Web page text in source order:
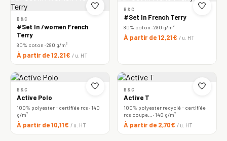
🤍
B&C
#Set In /women French
Terry
80% coton · 280 g/m²
À partir de 12,21€ / u. HT
🤍
B&C
#Set In French Terry
80% coton · 280 g/m²
À partir de 12,21€ / u. HT
🤍
B&C
Active Polo
100% polyester - certifiée rcs · 140
g/m²
À partir de 10,11€ / u. HT
🤍
B&C
Active T
100% polyester recyclé - certifiée
rcs coupe… · 140 g/m²
À partir de 2,70€ / u. HT